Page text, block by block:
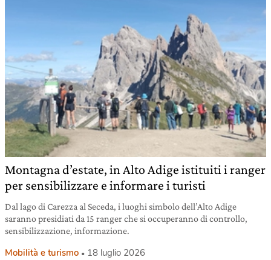
Montagna d’estate, in Alto Adige istituiti i ranger
per sensibilizzare e informare i turisti
Dal lago di Carezza al Seceda, i luoghi simbolo dell’Alto Adige
saranno presidiati da 15 ranger che si occuperanno di controllo,
sensibilizzazione, informazione.
Mobilità e turismo 18 luglio 2026